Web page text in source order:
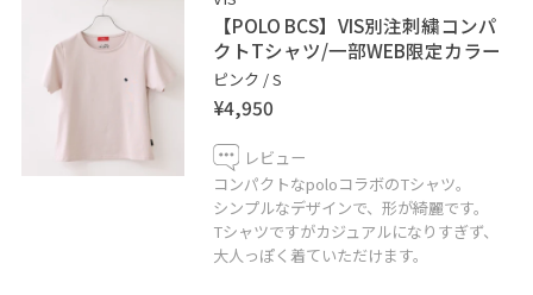
お気に入り、フォローよろしくお願いします☆
商品に関するお問い合わせやコーディネートのご相談な
お気軽にメッセージお待ちしております✩.*˚
LINEでディアモールVISスタッフにご相談は
【友だち追加】をタップ！！
【POLO BCS】VIS別注刺繍コンパ
クトTシャツ/一部WEB限定カラー
ピンク / S
¥4,950
レビュー
コンパクトなpoloコラボのTシャツ。
シンプルなデザインで、形が綺麗です。
Tシャツですがカジュアルになりすぎず、
大人っぽく着ていただけます。